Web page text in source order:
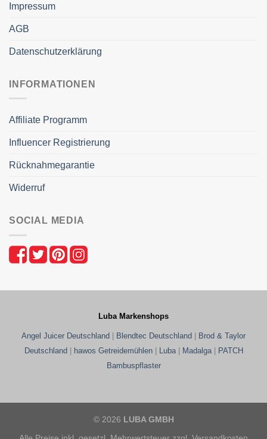
Impressum
AGB
Datenschutzerklärung
INFORMATIONEN
Affiliate Programm
Influencer Registrierung
Rücknahmegarantie
Widerruf
SOCIAL MEDIA
Luba Markenshops
Angel Juicer Deutschland Blendtec Deutschland
Brod & Taylor
Deutschland
hawos Getreidemühlen| Luba| Madalga|
PATCH
Bambuspflaster
© 2026 LUBA GMBH